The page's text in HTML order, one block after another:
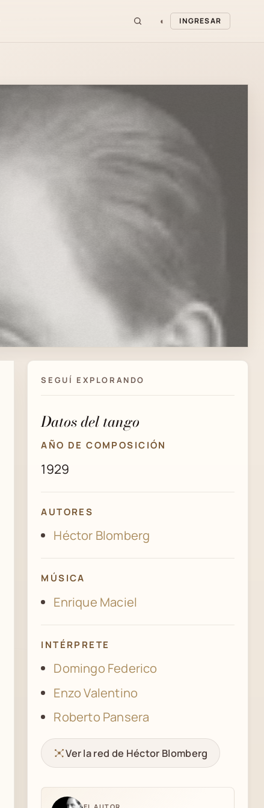
◐ INGRESAR
SEGUÍ EXPLORANDO
Datos del tango
AÑO DE COMPOSICIÓN
1929
AUTORES
Héctor Blomberg
MÚSICA
Enrique Maciel
INTÉRPRETE
Domingo Federico
Enzo Valentino
Roberto Pansera
Ver la red de Héctor Blomberg